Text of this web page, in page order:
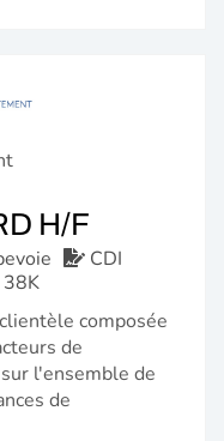
H/F
CDI
composée
de
l'ensemble de
de